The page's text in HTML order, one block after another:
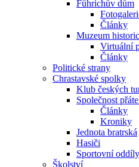
Führichův dům
Články
Muzeum
Virtuální
Články
Politické strany
Chrastavské spolky
Klub českých
Společnost
Články
Kroniky
Jednota bratrská
Hasiči
Sportovní oddíly
Školství